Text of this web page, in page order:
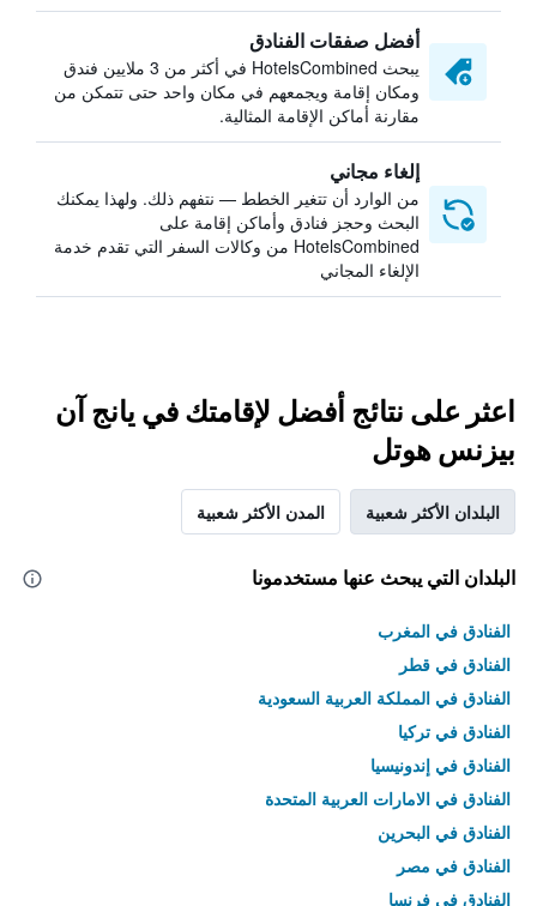
أفضل صفقات الفنادق
يبحث HotelsCombined في أكثر من 3 ملايين فندق
ومكان إقامة ويجمعهم في مكان واحد حتى تتمكن من
مقارنة أماكن الإقامة المثالية.
إلغاء مجاني
من الوارد أن تتغير الخطط — نتفهم ذلك. ولهذا يمكنك
البحث وحجز فنادق وأماكن إقامة على
HotelsCombined من وكالات السفر التي تقدم خدمة
الإلغاء المجاني
اعثر على نتائج أفضل لإقامتك في يانج آن
بيزنس هوتل
البلدان الأكثر شعبية المدن الأكثر شعبية
البلدان التي يبحث عنها مستخدمونا
الفنادق في المغرب
الفنادق في قطر
الفنادق في المملكة العربية السعودية
الفنادق في تركيا
الفنادق في إندونيسيا
الفنادق في الامارات العربية المتحدة
الفنادق في البحرين
الفنادق في مصر
الفنادق في فرنسا